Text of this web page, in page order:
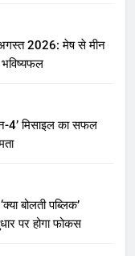
2026: मेष से मीन
4’ मिसाइल का सफल
बोलती पब्लिक’
पर होगा फोकस